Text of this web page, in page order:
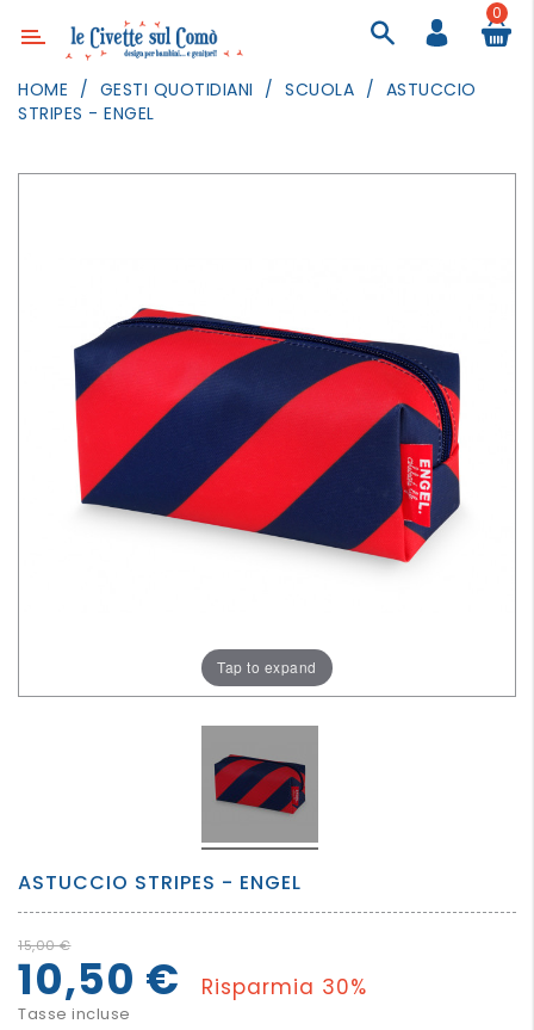
Categoria
ARREDAMENTO
QUOTIDIANI
0
HOME GESTI QUOTIDIANI SCUOLA
ASTUCCIO
STRIPES - ENGEL
Tap to expand
ASTUCCIO STRIPES - ENGEL
15,00 €
10,50 € Risparmia 30%
Tasse incluse